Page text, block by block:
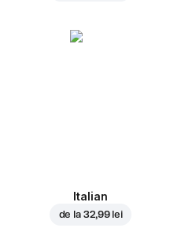
Italian
de la 32,99 lei